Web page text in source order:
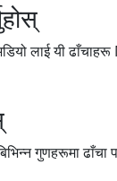
लाई यी
गुणहरूमा